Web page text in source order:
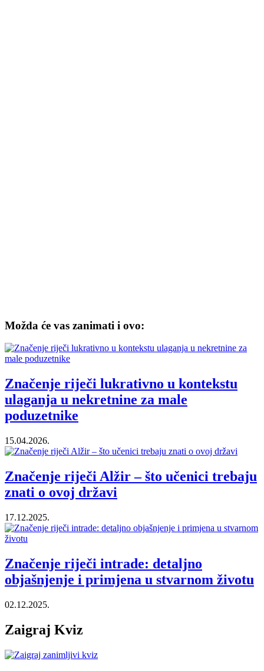
Možda će vas zanimati i ovo:
Značenje riječi lukrativno u kontekstu
ulaganja u nekretnine za male
poduzetnike
15.04.2026.
Značenje riječi Alžir – što učenici trebaju
znati o ovoj državi
17.12.2025.
Značenje riječi intrade: detaljno
objašnjenje i primjena u stvarnom životu
02.12.2025.
Zaigraj Kviz